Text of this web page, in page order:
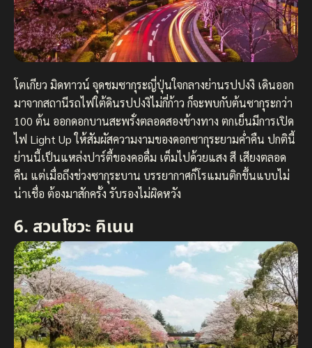
โตเกียว มิดทาวน์ จุดชมซากุระญี่ปุ่นใจกลางย่านรปปงงิ เดินออก
มาจากสถานีรถไฟใต้ดินรปปงงิไม่กี่ก้าว ก็จะพบกับต้นซากุระกว่า
100 ต้น ออกดอกบานสะพรั่งตลอดสองข้างทาง ตกเย็นมีการเปิด
ไฟ Light Up ให้สัมผัสความงามของดอกซากุระยามค่ำคืน ปกตินี้
ย่านนี้เป็นแหล่งปาร์ตี้ของคอดื่ม เต็มไปด้วยแสง สี เสียงตลอด
คืน แต่เมื่อถึงช่วงซากุระบาน บรรยากาศก็โรแมนติกขึ้นแบบไม่
น่าเชื่อ ต้องมาสักครั้ง รับรองไม่ผิดหวัง
6. สวนโชวะ คิเนน